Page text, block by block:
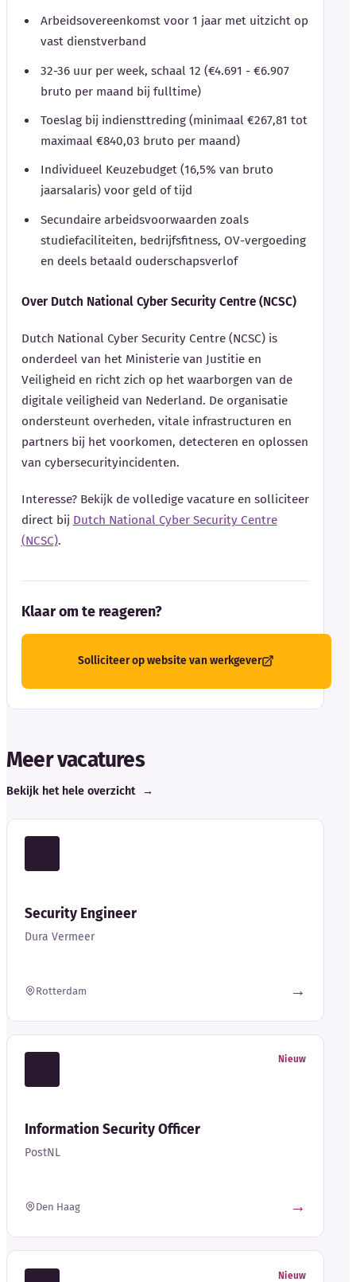
Arbeidsovereenkomst voor 1 jaar met uitzicht op
vast dienstverband
32-36 uur per week, schaal 12 (€4.691 - €6.907
bruto per maand bij fulltime)
Toeslag bij indiensttreding (minimaal €267,81 tot
maximaal €840,03 bruto per maand)
Individueel Keuzebudget (16,5% van bruto
jaarsalaris) voor geld of tijd
Secundaire arbeidsvoorwaarden zoals
studiefaciliteiten, bedrijfsfitness, OV-vergoeding
en deels betaald ouderschapsverlof
Over Dutch National Cyber Security Centre (NCSC)
Dutch National Cyber Security Centre (NCSC) is
onderdeel van het Ministerie van Justitie en
Veiligheid en richt zich op het waarborgen van de
digitale veiligheid van Nederland. De organisatie
ondersteunt overheden, vitale infrastructuren en
partners bij het voorkomen, detecteren en oplossen
van cybersecurityincidenten.
Interesse? Bekijk de volledige vacature en solliciteer
direct bij Dutch National Cyber Security Centre
(NCSC).
Klaar om te reageren?
Solliciteer op website van werkgever
Meer vacatures
Bekijk het hele overzicht →
Security Engineer
Dura Vermeer
Rotterdam →
Nieuw
Information Security Officer
PostNL
Den Haag →
Nieuw